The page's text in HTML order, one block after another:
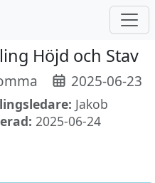
Höjd och Stav
2025-06-23
Jakob
2025-06-24